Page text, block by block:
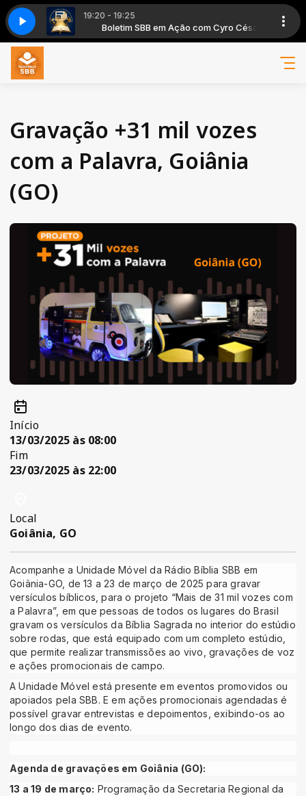
19:20 - 19:25
com Cyro César Boletim SBB em Ação com Cyro César
DA BÍBLIA AVANÇAPGM 75 SBB EM AÇÃO- BOLETIM CIDADE DA
com Edson Tauhyl Curiosidades da Bíblia com Edson Tauhyl
Gravação +31 mil vozes
com a Palavra, Goiânia
(GO)
Início
13/03/2025 às 08:00
Fim
23/03/2025 às 22:00
Local
Goiânia, GO
Acompanhe a Unidade Móvel da Rádio Bíblia SBB em
Goiânia-GO, de 13 a 23 de março de 2025 para gravar
versículos bíblicos, para o projeto “Mais de 31 mil vozes com
a Palavra”, em que pessoas de todos os lugares do Brasil
gravam os versículos da Bíblia Sagrada no interior do estúdio
sobre rodas, que está equipado com um completo estúdio,
que permite realizar transmissões ao vivo, gravações de voz
e ações promocionais de campo.
A Unidade Móvel está presente em eventos promovidos ou
apoiados pela SBB. E em ações promocionais agendadas é
possível gravar entrevistas e depoimentos, exibindo-os ao
longo dos dias de evento.
Agenda de gravações em Goiânia (GO):
13 a 19 de março: Programação da Secretaria Regional da